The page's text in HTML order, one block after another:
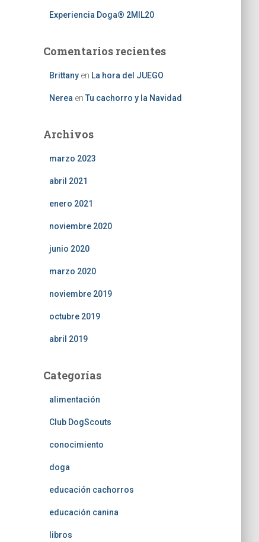
Experiencia Doga® 2MIL20
Comentarios recientes
Brittanyen La hora del JUEGO
Nerea en Tu cachorro y la Navidad
Archivos
marzo 2023
abril 2021
enero 2021
noviembre 2020
junio 2020
marzo 2020
noviembre 2019
octubre 2019
abril 2019
Categorías
alimentación
Club DogScouts
conocimiento
doga
educación cachorros
educación canina
libros